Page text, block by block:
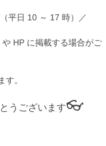
平日 10 ～ 17 時）／
や HP に掲載する場合がご
。
うございます👓